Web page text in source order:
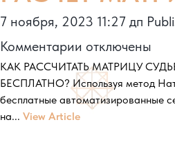
7 ноября, 2023 11:27 дп
Комментарии к
записи
РАСЧЕТ
отключены
КАК РАССЧИТАТЬ МАТРИЦУ
БЕСПЛАТНО? Используя метод
бесплатные автоматизированные
на... View Article